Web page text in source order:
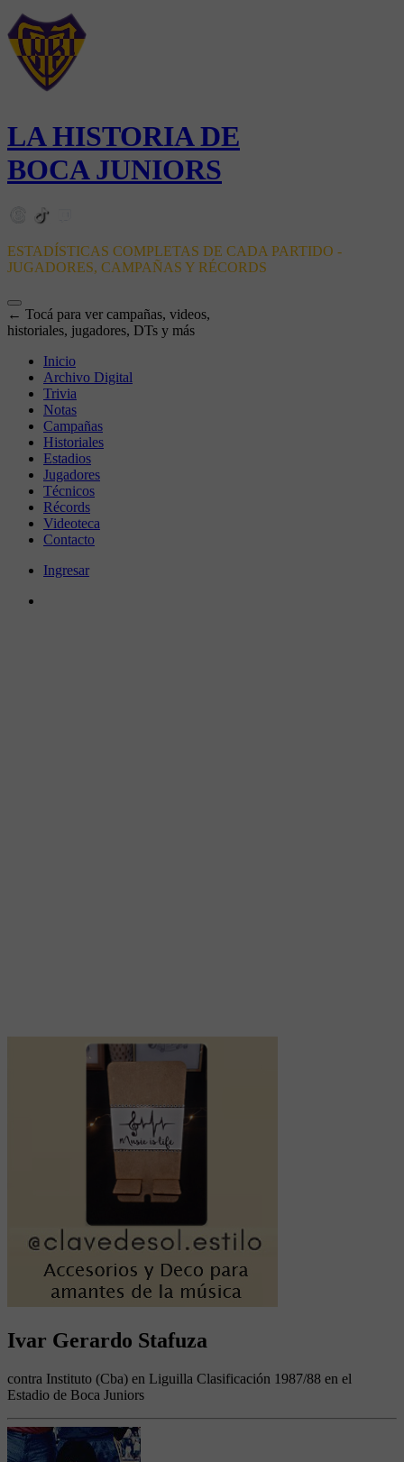
LA HISTORIA DE
BOCA JUNIORS
ESTADÍSTICAS COMPLETAS DE CADA PARTIDO -
JUGADORES, CAMPAÑAS Y RÉCORDS
← Tocá para ver campañas, videos,
historiales, jugadores, DTs y más
Inicio
Archivo Digital
Trivia
Notas
Campañas
Historiales
Estadios
Jugadores
Técnicos
Récords
Videoteca
Contacto
Ingresar
Ivar Gerardo Stafuza
contra Instituto (Cba) en Liguilla Clasificación 1987/88 en el
Estadio de Boca Juniors